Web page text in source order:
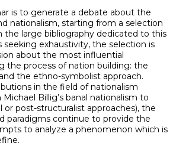
is to generate a debate about the
nationalism, starting from a selection
the large bibliography dedicated to this
seeking exhaustivity, the selection is
about the most influential
the process of nation building: the
the ethno-symbolist approach.
in the field of nationalism
Billig’s banal nationalism to
or post-structuralist approaches), the
paradigms continue to provide the
to analyze a phenomenon which is